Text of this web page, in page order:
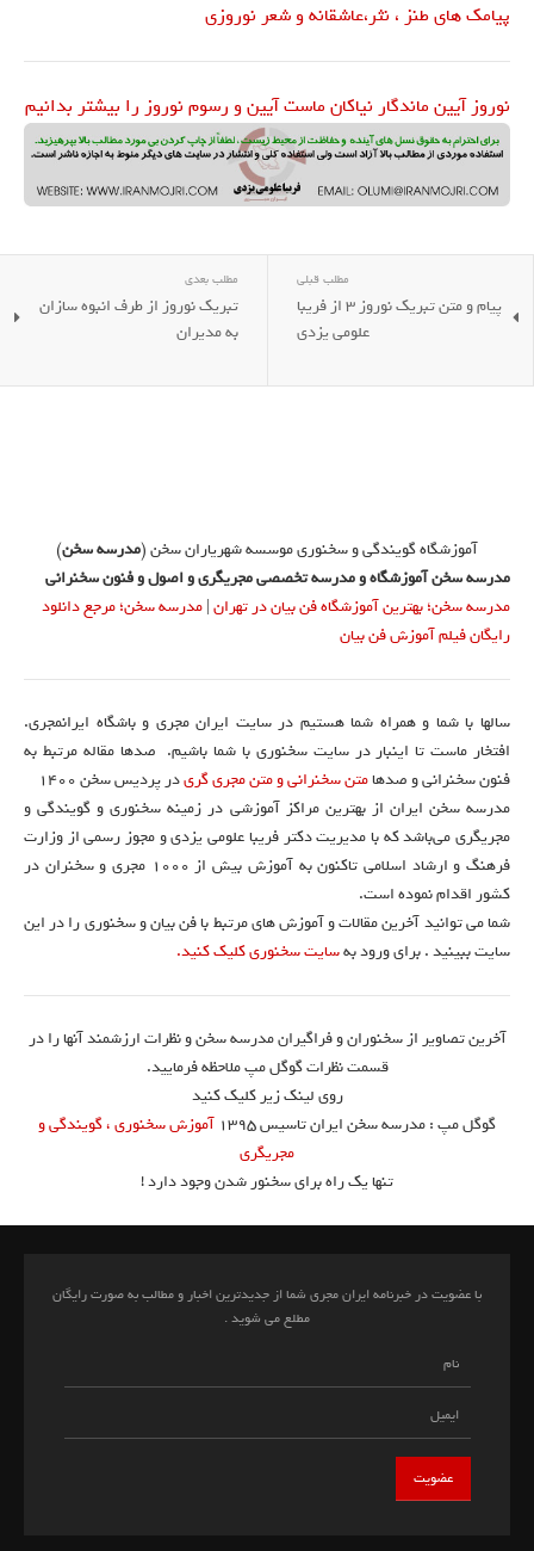
پیامک های طنز ، نثر،عاشقانه و شعر نوروزی
نوروز آیین ماندگار نیاکان ماست آیین و رسوم نوروز را بیشتر بدانیم
مطلب قبلی
پیام و متن تبریک نوروز 3 از فریبا
علومی یزدی
مطلب بعدی
تبریک نوروز از طرف انبوه سازان
به مدیران
آموزشگاه گویندگی و سخنوری موسسه شهریاران سخن (مدرسه سخن)
مدرسه سخن آموزشگاه و مدرسه تخصصی مجریگری و اصول و فنون سخنرانی
مدرسه سخن؛ بهترین آموزشگاه فن بیان در تهران|مدرسه سخن؛ مرجع دانلود
رایگان فیلم آموزش فن بیان
سالها با شما و همراه شما هستیم در سایت ایران مجری و باشگاه ایرانمجری.
افتخار ماست تا اینبار در سایت سخنوری با شما باشیم. صدها مقاله مرتبط به
فنون سخنرانی و صدهامتن سخنرانی و متن مجری گریدر پردیس سخن 1400
مدرسه سخن ایران از بهترین مراکز آموزشی در زمینه سخنوری و گویندگی و
مجریگری می‌باشد که با مدیریت دکتر فریبا علومی یزدی و مجوز رسمی از وزارت
فرهنگ و ارشاد اسلامی تاکنون به آموزش بیش از ۱۰۰۰ مجری و سخنران در
کشور اقدام نموده است.
شما می توانید آخرین مقالات و آموزش های مرتبط با فن بیان و سخنوری را در این
سایت ببینید . برای ورود بهسایت سخنوری کلیک کنید.
آخرین تصاویر از سخنوران و فراگیران مدرسه سخن و نظرات ارزشمند آنها را در
قسمت نظرات گوگل مپ ملاحظه فرمایید.
روی لینک زیر کلیک کنید
گوگل مپ : مدرسه سخن ایران تاسیس ۱۳۹۵
آموزش سخنوری ، گویندگی و
مجریگری
تنها یک راه برای سخنور شدن وجود دارد !
با عضویت در خبرنامه ایران مجری شما از جدیدترین اخبار و مطالب به صورت رایگان
مطلع می شوید .